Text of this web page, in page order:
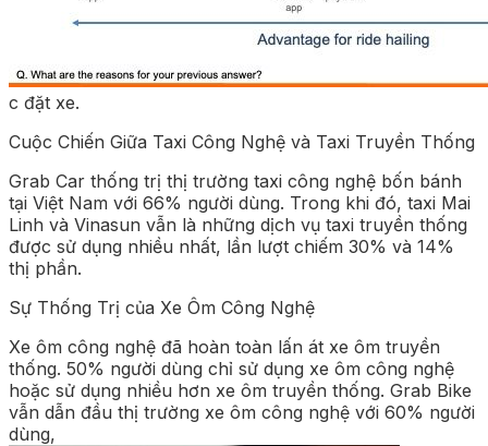
c đặt xe.
Cuộc Chiến Giữa Taxi Công Nghệ và Taxi Truyền Thống
Grab Car thống trị thị trường taxi công nghệ bốn bánh
tại Việt Nam với 66% người dùng. Trong khi đó, taxi Mai
Linh và Vinasun vẫn là những dịch vụ taxi truyền thống
được sử dụng nhiều nhất, lần lượt chiếm 30% và 14%
thị phần.
Sự Thống Trị của Xe Ôm Công Nghệ
Xe ôm công nghệ đã hoàn toàn lấn át xe ôm truyền
thống. 50% người dùng chỉ sử dụng xe ôm công nghệ
hoặc sử dụng nhiều hơn xe ôm truyền thống. Grab Bike
vẫn dẫn đầu thị trường xe ôm công nghệ với 60% người
dùng,